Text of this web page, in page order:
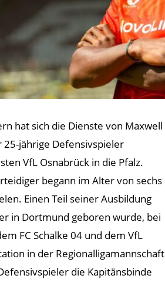
hat sich die Dienste von Maxwell
25-jährige Defensivspieler
VfL Osnabrück in die Pfalz.
begann im Alter von sechs
Einen Teil seiner Ausbildung
in Dortmund geboren wurde, bei
FC Schalke 04 und dem VfL
in der Regionalligamannschaft
die Kapitänsbinde